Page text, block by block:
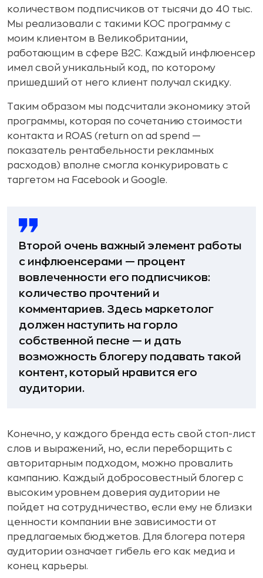
количеством подписчиков от тысячи до 40 тыс.
Мы реализовали с такими КОС программу с
моим клиентом в Великобритании,
работающим в сфере B2C. Каждый инфлюенсер
имел свой уникальный код, по которому
пришедший от него клиент получал скидку.
Таким образом мы подсчитали экономику этой
программы, которая по сочетанию стоимости
контакта и ROAS (return on ad spend —
показатель рентабельности рекламных
расходов) вполне смогла конкурировать с
таргетом на Facebook и Google.
Второй очень важный элемент работы
с инфлюенсерами — процент
вовлеченности его подписчиков:
количество прочтений и
комментариев. Здесь маркетолог
должен наступить на горло
собственной песне — и дать
возможность блогеру подавать такой
контент, который нравится его
аудитории.
Конечно, у каждого бренда есть свой стоп-лист
слов и выражений, но, если переборщить с
авторитарным подходом, можно провалить
кампанию. Каждый добросовестный блогер с
высоким уровнем доверия аудитории не
пойдет на сотрудничество, если ему не близки
ценности компании вне зависимости от
предлагаемых бюджетов. Для блогера потеря
аудитории означает гибель его как медиа и
конец карьеры.